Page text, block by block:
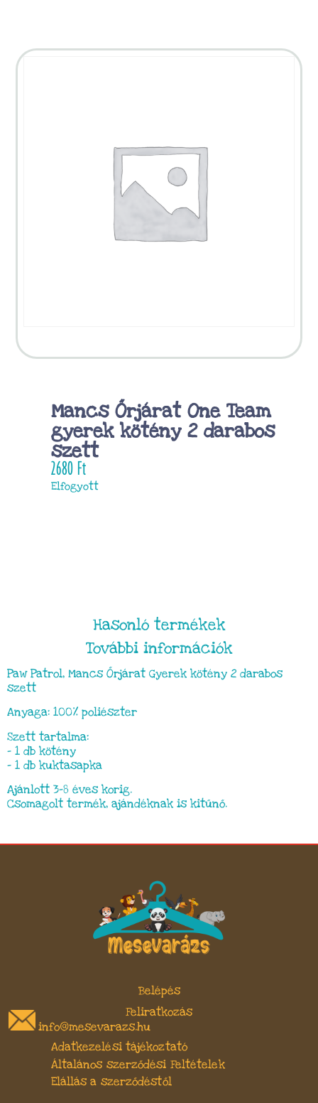
Mancs Őrjárat One Team
gyerek kötény 2 darabos
szett
2680Ft
Elfogyott
Hasonló termékek
További információk
Paw Patrol, Mancs Őrjárat Gyerek kötény 2 darabos
szett
Anyaga: 100% poliészter
Szett tartalma:
– 1 db kötény
– 1 db kuktasapka
Ajánlott 3-8 éves korig.
Csomagolt termék, ajándéknak is kitűnő.
Belépés
Feliratkozás
info@mesevarazs.hu
Adatkezelési tájékoztató
Általános szerződési Feltételek
Elállás a szerződéstől